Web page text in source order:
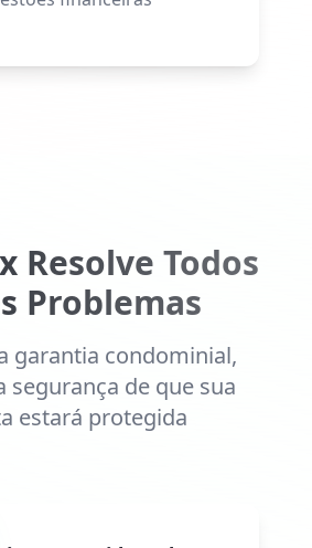
Resolve Todos
Problemas
garantia condominial,
segurança de que sua
estará protegida